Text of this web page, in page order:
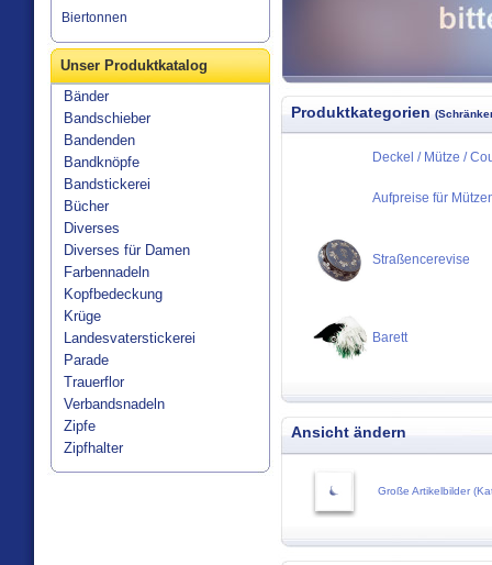
Biertonnen
Unser Produktkatalog
Bänder
Bandschieber
Bandenden
Bandknöpfe
Bandstickerei
Bücher
Diverses
Diverses für Damen
Farbennadeln
Kopfbedeckung
Krüge
Landesvaterstickerei
Parade
Trauerflor
Verbandsnadeln
Zipfe
Zipfhalter
Produktkategorien
Deckel / Mütze /
Aufpreise für
Straßencerevise
Barett
Ansicht ändern
Große Artikelbilder